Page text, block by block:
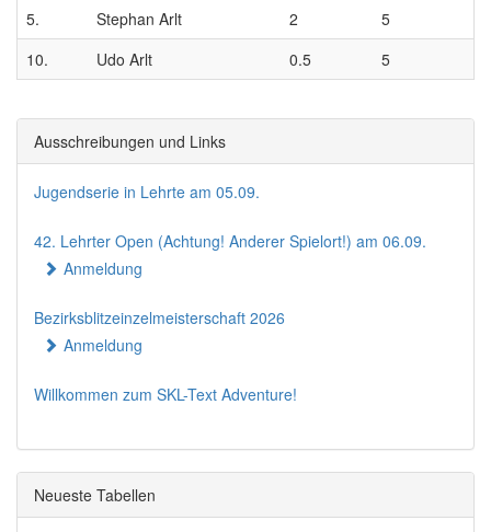
5.
Stephan Arlt 2
5
10.
Udo Arlt 0.5 5
Ausschreibungen und Links
Jugendserie in Lehrte am 05.09.
42. Lehrter Open (Achtung! Anderer Spielort!) am 06.09.
Anmeldung
Bezirksblitzeinzelmeisterschaft 2026
Anmeldung
Willkommen zum SKL-Text Adventure!
Neueste Tabellen